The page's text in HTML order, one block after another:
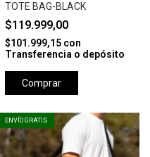
TOTE BAG-BLACK
$119.999,00
$101.999,15 con
Transferencia o depósito
Comprar
ENVÍO GRATIS